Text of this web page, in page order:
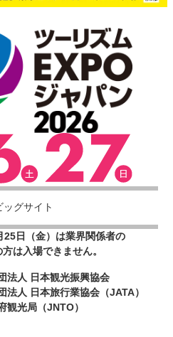
ッグサイト
日（金）は業界関係者の
は入場できません。
法人 日本観光振興協会
法人 日本旅行業協会（JATA）
観光局（JNTO）